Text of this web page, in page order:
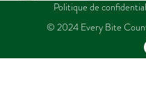
Politique de
© 2024 Every Bite